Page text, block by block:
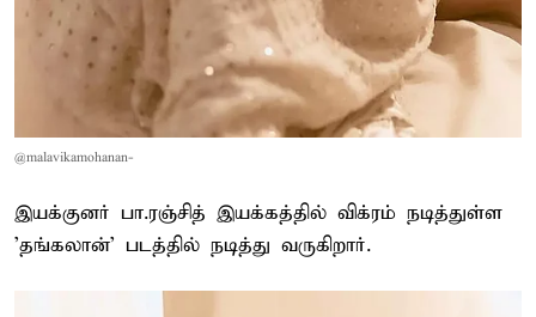
@malavikamohanan-
இயக்குனர் பா.ரஞ்சித் இயக்கத்தில் விக்ரம் நடித்துள்ள
'தங்கலான்' படத்தில் நடித்து வருகிறார்.